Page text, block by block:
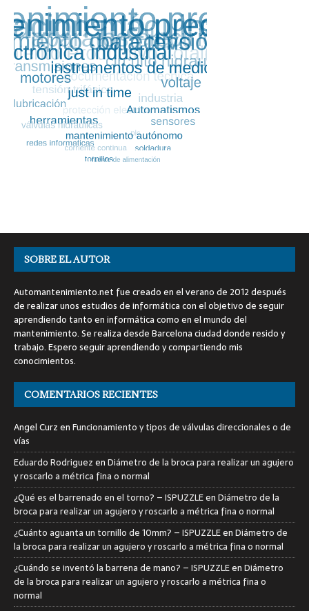
SOBRE EL AUTOR
Automantenimiento.net fue creado en el verano de 2012 después
de realizar unos estudios de informática con el objetivo de seguir
aprendiendo tanto en informática como en el mundo del
mantenimiento. Se realiza desde Barcelona ciudad donde resido y
trabajo. Espero seguir aprendiendo y compartiendo mis
conocimientos.
COMENTARIOS RECIENTES
Angel CurzenFuncionamiento y tipos de válvulas direccionales o de
vías
Eduardo RodriguezenDiámetro de la broca para realizar un agujero
y roscarlo a métrica fina o normal
¿Qué es el barrenado en el torno? – ISPUZZLEenDiámetro de la
broca para realizar un agujero y roscarlo a métrica fina o normal
¿Cuánto aguanta un tornillo de 10mm? – ISPUZZLEenDiámetro de
la broca para realizar un agujero y roscarlo a métrica fina o normal
¿Cuándo se inventó la barrena de mano? – ISPUZZLEenDiámetro
de la broca para realizar un agujero y roscarlo a métrica fina o
normal